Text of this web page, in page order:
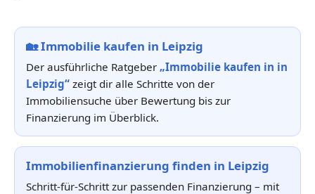
🏡Immobilie kaufen in Leipzig
Der ausführliche Ratgeber „Immobilie kaufen in in
Leipzig“ zeigt dir alle Schritte von der
Immobiliensuche über Bewertung bis zur
Finanzierung im Überblick.
Immobilienfinanzierung finden in Leipzig
Schritt-für-Schritt zur passenden Finanzierung – mit